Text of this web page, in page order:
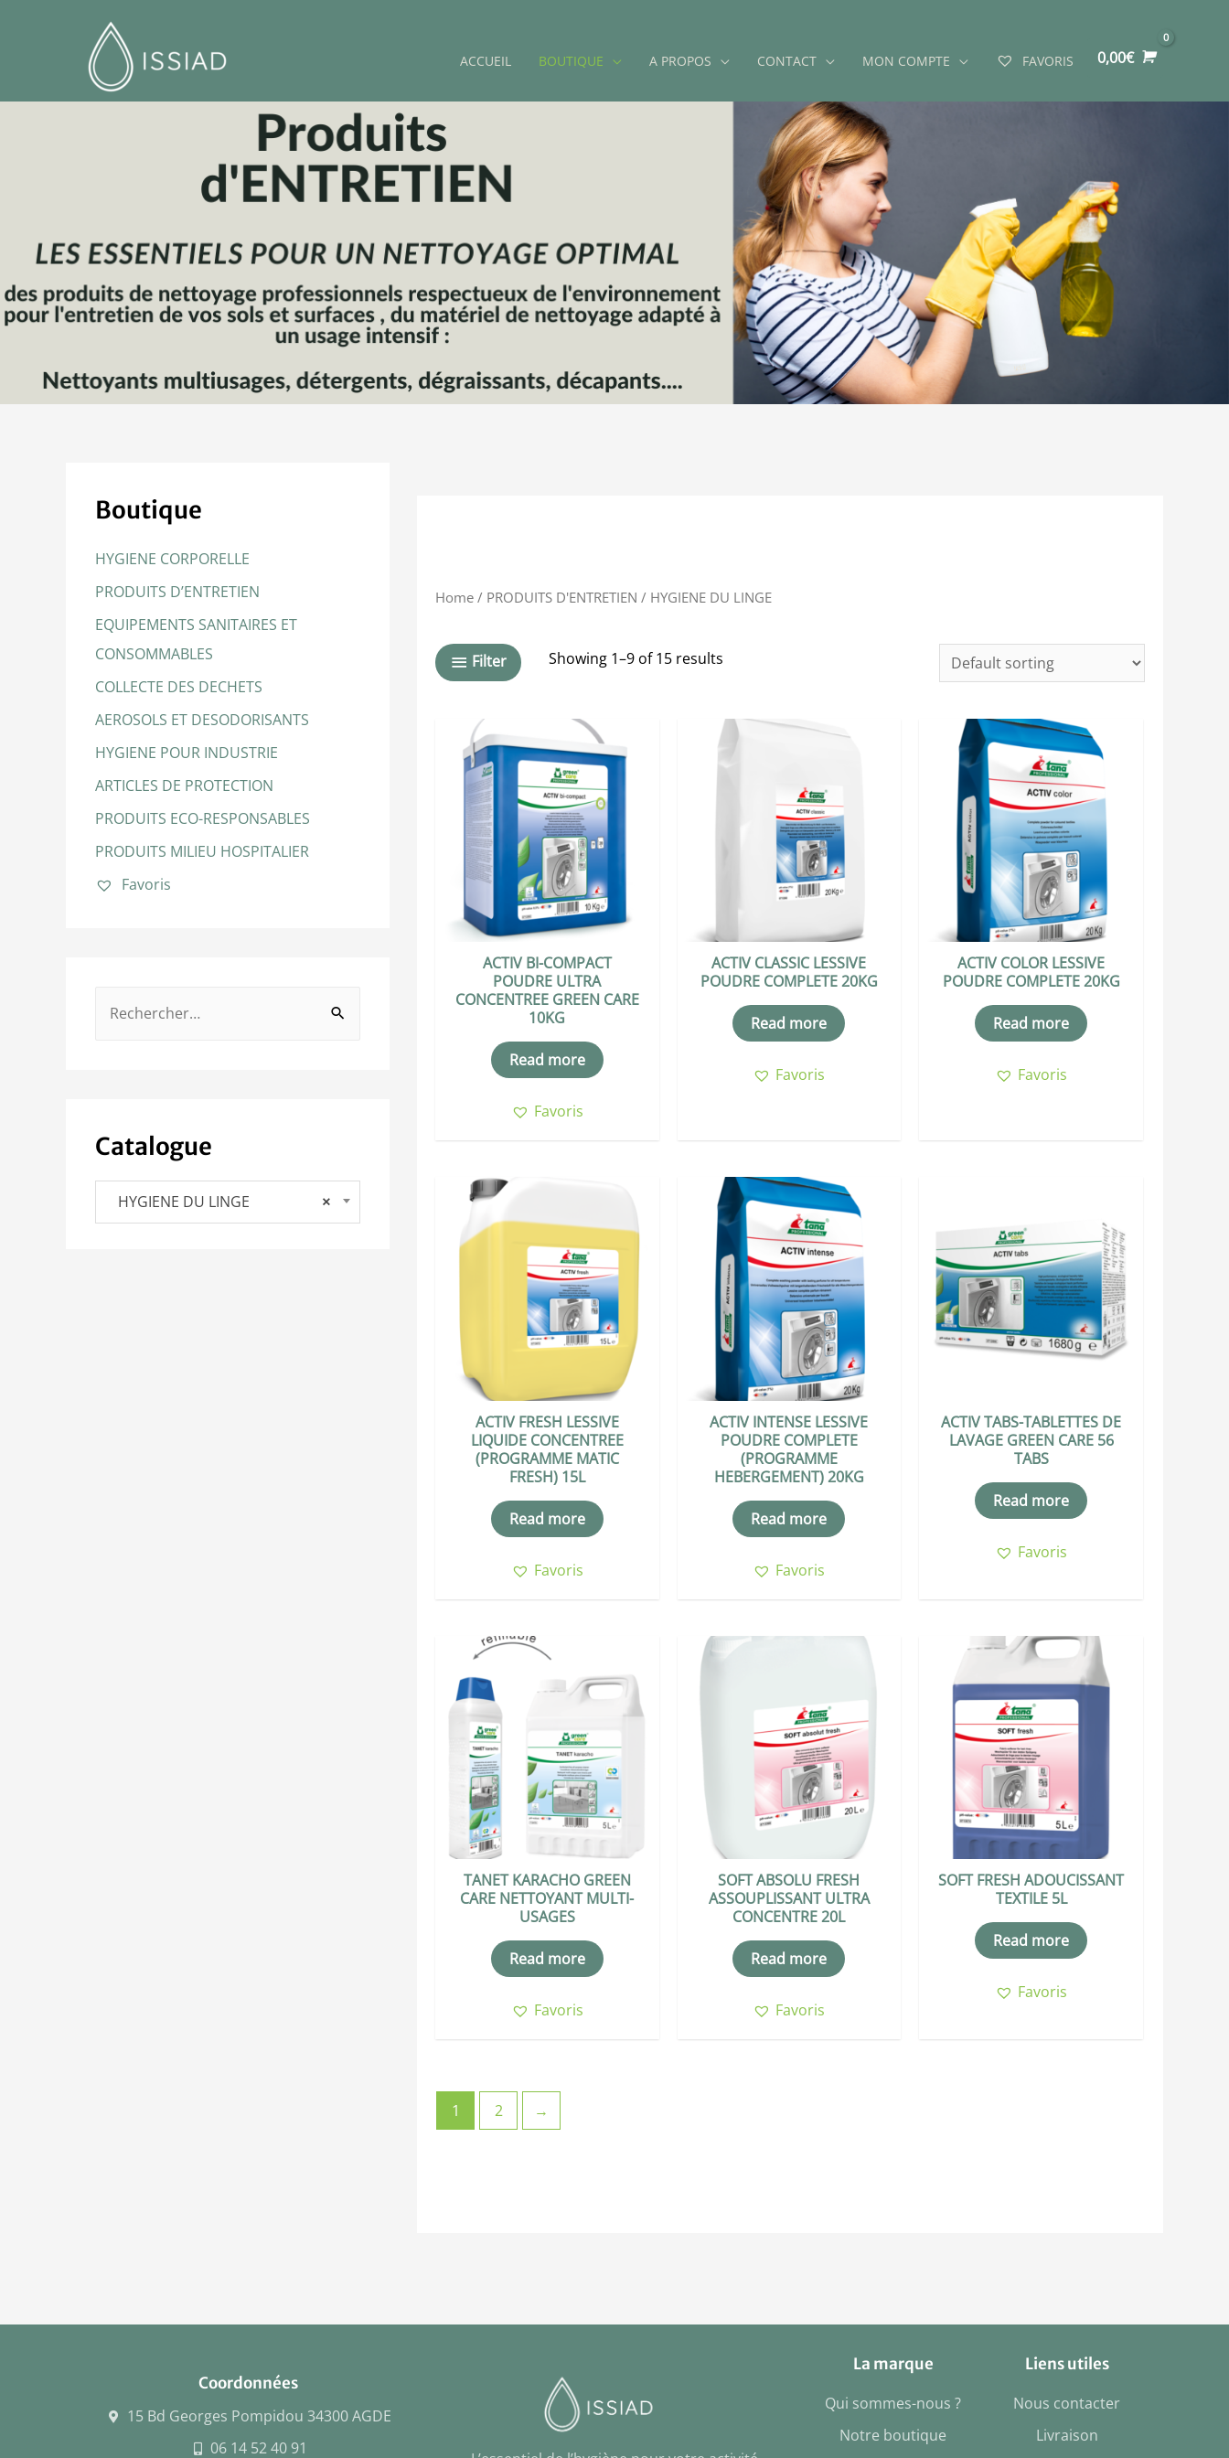
ACCUEIL BOUTIQUE A PROPOS CONTACT MON COMPTE FAVORIS 0,00€
HYGIENE DU LINGE
Boutique
HYGIENE CORPORELLE
PRODUITS D’ENTRETIEN
EQUIPEMENTS SANITAIRES ET
CONSOMMABLES
COLLECTE DES DECHETS
AEROSOLS ET DESODORISANTS
HYGIENE POUR INDUSTRIE
ARTICLES DE PROTECTION
PRODUITS ECO-RESPONSABLES
PRODUITS MILIEU HOSPITALIER
Favoris
Catalogue
×
HYGIENE DU LINGE
Home / PRODUITS D'ENTRETIEN / HYGIENE DU LINGE
Filter Showing 1–9 of 15 results
ACTIV BI-COMPACT
POUDRE ULTRA
CONCENTREE GREEN CARE
10KG
Read more
Favoris
ACTIV CLASSIC LESSIVE
POUDRE COMPLETE 20KG
Read more
Favoris
ACTIV COLOR LESSIVE
POUDRE COMPLETE 20KG
Read more
Favoris
ACTIV FRESH LESSIVE
LIQUIDE CONCENTREE
(PROGRAMME MATIC
FRESH) 15L
Read more
Favoris
ACTIV INTENSE LESSIVE
POUDRE COMPLETE
(PROGRAMME
HEBERGEMENT) 20KG
Read more
Favoris
ACTIV TABS-TABLETTES DE
LAVAGE GREEN CARE 56
TABS
Read more
Favoris
TANET KARACHO GREEN
CARE NETTOYANT MULTI-
USAGES
Read more
Favoris
SOFT ABSOLU FRESH
ASSOUPLISSANT ULTRA
CONCENTRE 20L
Read more
Favoris
SOFT FRESH ADOUCISSANT
TEXTILE 5L
Read more
Favoris
1 2 →
Coordonnées
15 Bd Georges Pompidou 34300 AGDE
06 14 52 40 91
La marque
Qui sommes-nous ?
Notre boutique
Liens utiles
Nous contacter
Livraison